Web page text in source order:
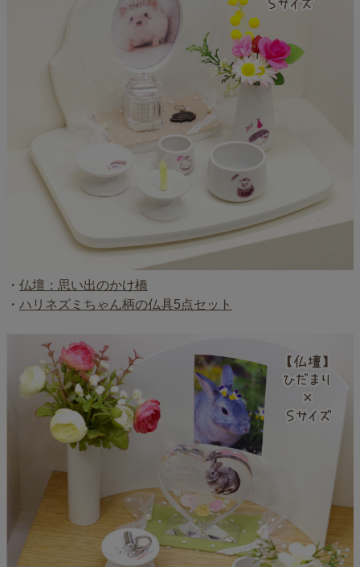
・ 仏壇：思い出のかけ橋
・ ハリネズミちゃん柄の仏具5点セット